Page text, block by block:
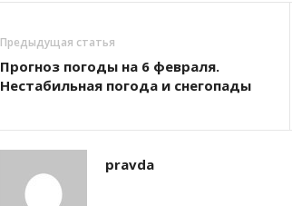
Предыдущая статья
Прогноз погоды на 6 февраля.
Нестабильная погода и снегопады
pravda